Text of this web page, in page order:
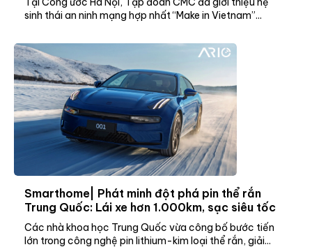
sinh thái an ninh mạng hợp nhất “Make in Vietnam”...
Smarthome| Phát minh đột phá pin thể rắn
Trung Quốc: Lái xe hơn 1.000km, sạc siêu tốc
Các nhà khoa học Trung Quốc vừa công bố bước tiến
lớn trong công nghệ pin lithium-kim loại thể rắn, giải...